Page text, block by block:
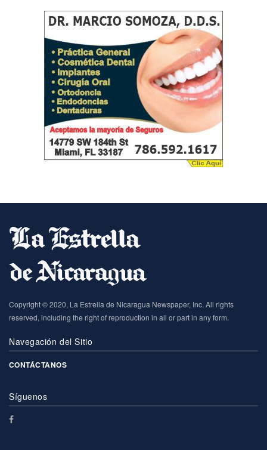
Copyright © 2020, La Estrella de Nicaragua Newspaper, Inc. All rights
reserved, including the right of reproduction in all or part in any form.
Navegación del Sitio
CONTÁCTANOS
Síguenos